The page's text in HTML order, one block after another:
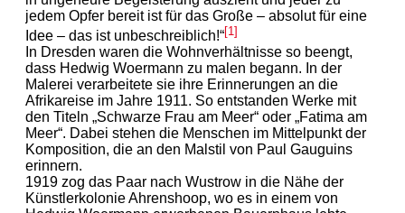
jedem Opfer bereit ist für das Große – absolut für eine
Idee – das ist unbeschreiblich!“[1]
In Dresden waren die Wohnverhältnisse so beengt,
dass Hedwig Woermann zu malen begann. In der
Malerei verarbeitete sie ihre Erinnerungen an die
Afrikareise im Jahre 1911. So entstanden Werke mit
den Titeln „Schwarze Frau am Meer“ oder „Fatima am
Meer“. Dabei stehen die Menschen im Mittelpunkt der
Komposition, die an den Malstil von Paul Gauguins
erinnern.
1919 zog das Paar nach Wustrow in die Nähe der
Künstlerkolonie Ahrenshoop, wo es in einem von